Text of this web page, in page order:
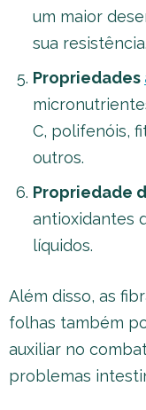
um maior
sua resistência.
Propriedades
C, polifenóis,
outros.
Propriedade
antioxidantes
líquidos.
Além disso, as
folhas também
auxiliar no
problemas